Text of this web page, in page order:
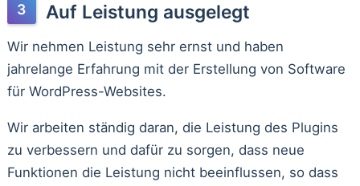
Auf Leistung ausgelegt
Wir nehmen Leistung sehr ernst und haben
jahrelange Erfahrung mit der Erstellung von Software
für WordPress-Websites.
Wir arbeiten ständig daran, die Leistung des Plugins
zu verbessern und dafür zu sorgen, dass neue
Funktionen die Leistung nicht beeinflussen, so dass